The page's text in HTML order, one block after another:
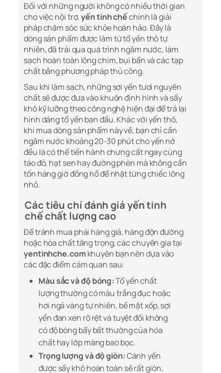
Đối với những người không có nhiều thời gian
cho việc nội trợ,yến tinh chếchính là giải
pháp chăm sóc sức khỏe hoàn hảo. Đây là
dòng sản phẩm được làm từ tổ yến thô tự
nhiên, đã trải qua quá trình ngâm nước, làm
sạch hoàn toàn lông chim, bụi bẩn và các tạp
chất bằng phương pháp thủ công.
Sau khi làm sạch, những sợi yến tươi nguyên
chất sẽ được đưa vào khuôn định hình và sấy
khô kỹ lưỡng theo công nghệ hiện đại để trả lại
hình dáng tổ yến ban đầu. Khác với yến thô,
khi mua dòng sản phẩm này về, bạn chỉ cần
ngâm nước khoảng 20-30 phút cho yến nở
đều là có thể tiến hành chưng cất ngay cùng
táo đỏ, hạt sen hay đường phèn mà không cần
tốn hàng giờ đồng hồ để nhặt từng chiếc lông
nhỏ.
Các tiêu chí đánh giá yến tinh
chế chất lượng cao
Để tránh mua phải hàng giả, hàng độn đường
hoặc hóa chất tăng trọng, các chuyên gia tại
yentinhche.comkhuyên bạn nên dựa vào
các đặc điểm cảm quan sau:
Màu sắc và độ bóng:Tổ yến chất
lượng thường có màu trắng đục hoặc
hơi ngả vàng tự nhiên, bề mặt xốp, sợi
yến đan xen rõ rệt và tuyệt đối không
có độ bóng bẩy bất thường của hóa
chất hay lớp màng bao bọc.
Trọng lượng và độ giòn:Cánh yến
được sấy khô hoàn toàn sẽ rất giòn,